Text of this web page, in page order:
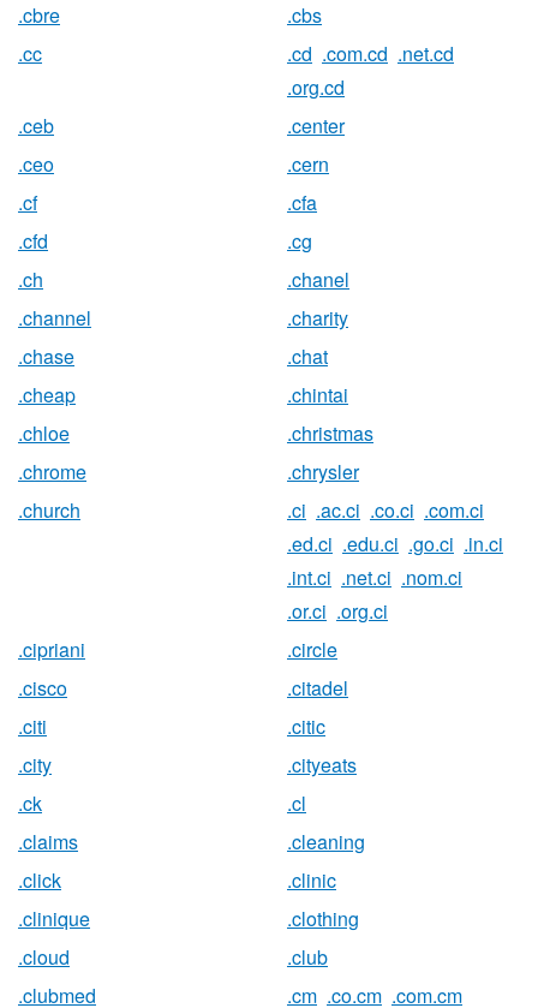
.cbre
.cbs
.cc
.cd .com.cd .net.cd
.org.cd
.ceb
.center
.ceo
.cern
.cf
.cfa
.cfd
.cg
.ch
.chanel
.channel
.charity
.chase
.chat
.cheap
.chintai
.chloe
.christmas
.chrome
.chrysler
.church
.ci .ac.ci .co.ci .com.ci
.ed.ci .edu.ci .go.ci .in.ci
.int.ci .net.ci .nom.ci
.or.ci .org.ci
.cipriani
.circle
.cisco
.citadel
.citi
.citic
.city
.cityeats
.ck
.cl
.claims
.cleaning
.click
.clinic
.clinique
.clothing
.cloud
.club
.clubmed
.cm .co.cm .com.cm